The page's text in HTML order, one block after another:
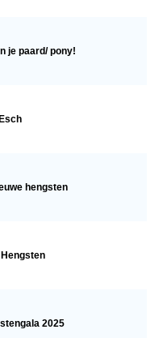
je paard/ pony!
hengsten
2025